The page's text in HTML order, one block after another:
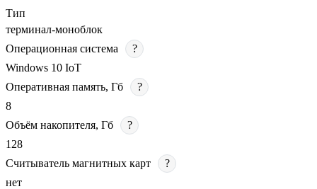
Тип
терминал-моноблок
Операционная система
?
Windows 10 IoT
Оперативная память, Гб
?
8
Объём накопителя, Гб
?
128
Считыватель магнитных карт
?
нет